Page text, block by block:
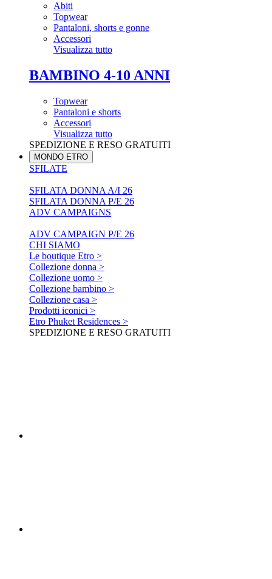
Abiti
Topwear
Pantaloni, shorts e gonne
Accessori
Visualizza tutto
BAMBINO 4-10 ANNI
Topwear
Pantaloni e shorts
Accessori
Visualizza tutto
SPEDIZIONE E RESO GRATUITI
MONDO ETRO
SFILATE
SFILATA DONNA A/I 26
SFILATA DONNA P/E 26
ADV CAMPAIGNS
ADV CAMPAIGN P/E 26
CHI SIAMO
Le boutique Etro >
Collezione donna >
Collezione uomo >
Collezione bambino >
Collezione casa >
Prodotti iconici >
Etro Phuket Residences >
SPEDIZIONE E RESO GRATUITI